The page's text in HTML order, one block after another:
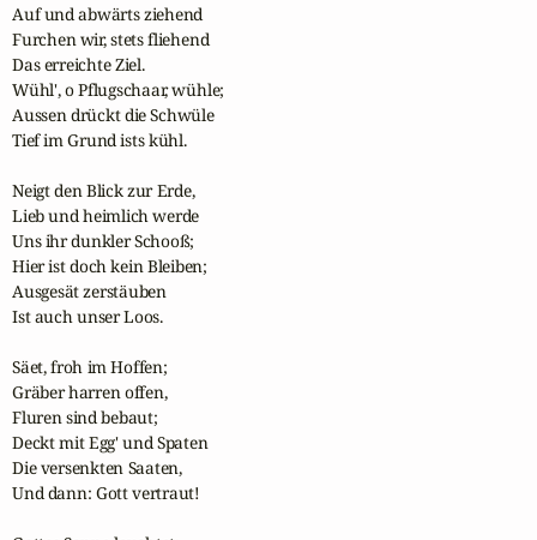
Auf und abwärts ziehend
Furchen wir, stets fliehend
Das erreichte Ziel.
Wühl', o Pflugschaar, wühle;
Aussen drückt die Schwüle
Tief im Grund ists kühl.
Neigt den Blick zur Erde,
Lieb und heimlich werde
Uns ihr dunkler Schooß;
Hier ist doch kein Bleiben;
Ausgesät zerstäuben
Ist auch unser Loos.
Säet, froh im Hoffen;
Gräber harren offen,
Fluren sind bebaut;
Deckt mit Egg' und Spaten
Die versenkten Saaten,
Und dann: Gott vertraut!